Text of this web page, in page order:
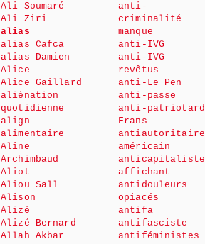
Ali Soumaré
Ali Ziri
alias
alias Cafca
alias Damien
Alice
Alice Gaillard
aliénation
quotidienne
align
alimentaire
Aline
Archimbaud
Aliot
Aliou Sall
Alison
Alizé
Alizé Bernard
Allah Akbar
anti-
criminalité
manque
anti-IVG
anti-IVG
revêtus
anti-Le Pen
anti-passe
anti-patriotard
Frans
antiautoritaire
américain
anticapitaliste
affichant
antidouleurs
opiacés
antifa
antifasciste
antiféministes